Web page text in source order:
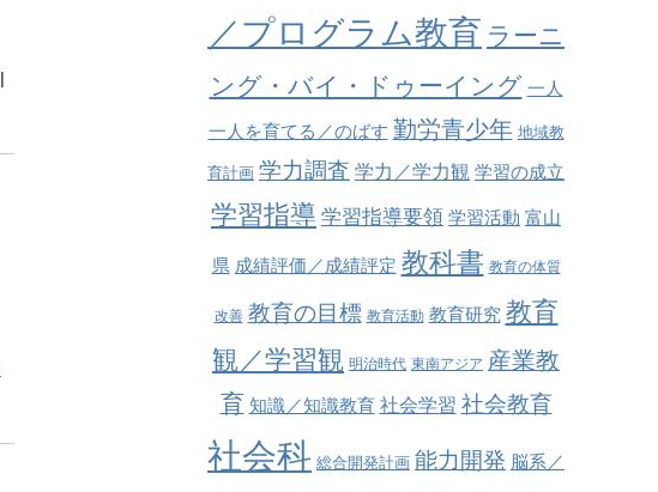
／プログラム教育 ラーニ
ング・バイ・ドゥーイング 一人
一人を育てる／のばす 勤労青少年 地域教
育計画 学力調査 学力／学力観 学習の成立
学習指導 学習指導要領 学習活動 富山
県 成績評価／成績評定 教科書 教育の体質
改善 教育の目標 教育活動 教育研究 教育
観／学習観 明治時代 東南アジア 産業教
育 知識／知識教育 社会学習 社会教育
社会科 総合開発計画 能力開発 脳系／